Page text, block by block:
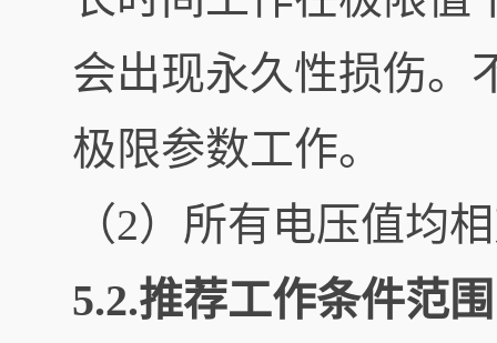
会出现永久性损伤。
极限参数工作。
（2）所有电压值均
5.2.推荐工作条件范围